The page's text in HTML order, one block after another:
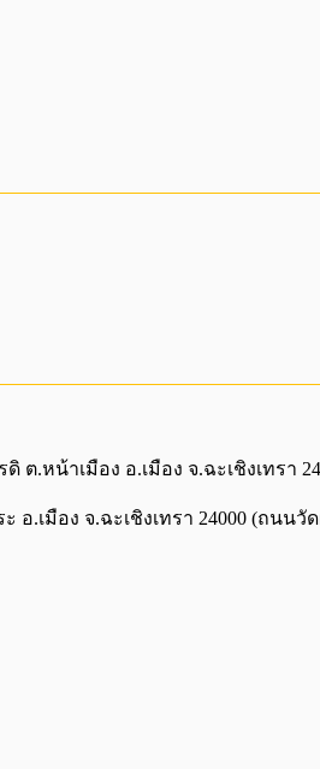
ต.หน้าเมือง อ.เมือง จ.ฉะเชิงเทรา
อ.เมือง จ.ฉะเชิงเทรา 24000 (ถนนวั